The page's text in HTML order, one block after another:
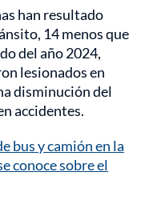
han resultado
14 menos que
del año 2024,
lesionados en
disminución del
accidentes.
bus y camión en la
conoce sobre el